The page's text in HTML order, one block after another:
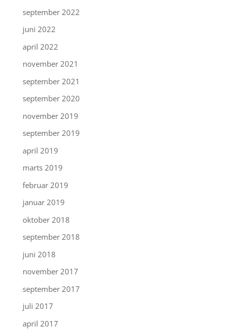
september 2022
juni 2022
april 2022
november 2021
september 2021
september 2020
november 2019
september 2019
april 2019
marts 2019
februar 2019
januar 2019
oktober 2018
september 2018
juni 2018
november 2017
september 2017
juli 2017
april 2017